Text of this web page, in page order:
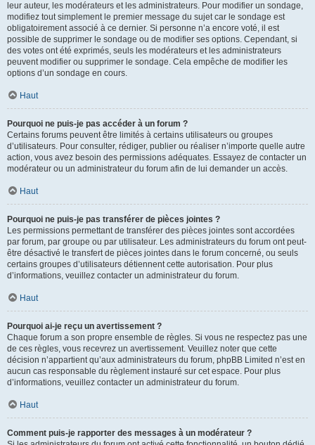
leur auteur, les modérateurs et les administrateurs. Pour modifier un sondage,
modifiez tout simplement le premier message du sujet car le sondage est
obligatoirement associé à ce dernier. Si personne n’a encore voté, il est
possible de supprimer le sondage ou de modifier ses options. Cependant, si
des votes ont été exprimés, seuls les modérateurs et les administrateurs
peuvent modifier ou supprimer le sondage. Cela empêche de modifier les
options d’un sondage en cours.
Haut
Pourquoi ne puis-je pas accéder à un forum ?
Certains forums peuvent être limités à certains utilisateurs ou groupes
d’utilisateurs. Pour consulter, rédiger, publier ou réaliser n’importe quelle autre
action, vous avez besoin des permissions adéquates. Essayez de contacter un
modérateur ou un administrateur du forum afin de lui demander un accès.
Haut
Pourquoi ne puis-je pas transférer de pièces jointes ?
Les permissions permettant de transférer des pièces jointes sont accordées
par forum, par groupe ou par utilisateur. Les administrateurs du forum ont peut-
être désactivé le transfert de pièces jointes dans le forum concerné, ou seuls
certains groupes d’utilisateurs détiennent cette autorisation. Pour plus
d’informations, veuillez contacter un administrateur du forum.
Haut
Pourquoi ai-je reçu un avertissement ?
Chaque forum a son propre ensemble de règles. Si vous ne respectez pas une
de ces règles, vous recevrez un avertissement. Veuillez noter que cette
décision n’appartient qu’aux administrateurs du forum, phpBB Limited n’est en
aucun cas responsable du règlement instauré sur cet espace. Pour plus
d’informations, veuillez contacter un administrateur du forum.
Haut
Comment puis-je rapporter des messages à un modérateur ?